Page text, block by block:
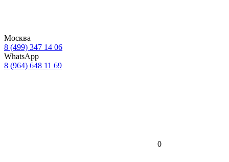
Москва
8 (499) 347 14 06
WhatsApp
8 (964) 648 11 69
0